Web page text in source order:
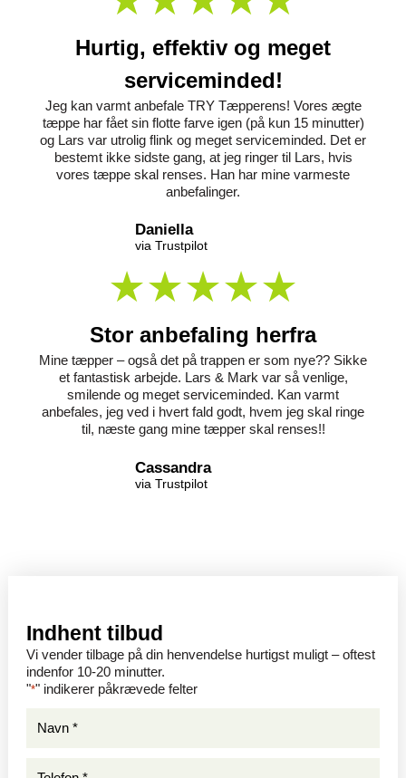
Hurtig, effektiv og meget
serviceminded!
Jeg kan varmt anbefale TRY Tæpperens! Vores ægte
tæppe har fået sin flotte farve igen (på kun 15 minutter)
og Lars var utrolig flink og meget serviceminded. Det er
bestemt ikke sidste gang, at jeg ringer til Lars, hvis
vores tæppe skal renses. Han har mine varmeste
anbefalinger.
Daniella
via Trustpilot
Stor anbefaling herfra
Mine tæpper – også det på trappen er som nye?? Sikke
et fantastisk arbejde. Lars & Mark var så venlige,
smilende og meget serviceminded. Kan varmt
anbefales, jeg ved i hvert fald godt, hvem jeg skal ringe
til, næste gang mine tæpper skal renses!!
Cassandra
via Trustpilot
Indhent tilbud
Vi vender tilbage på din henvendelse hurtigst muligt – oftest
indenfor 10-20 minutter.
"*" indikerer påkrævede felter